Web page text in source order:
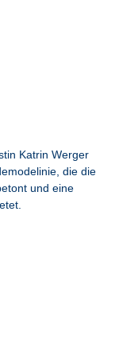
Katrin Werger
die die
und eine